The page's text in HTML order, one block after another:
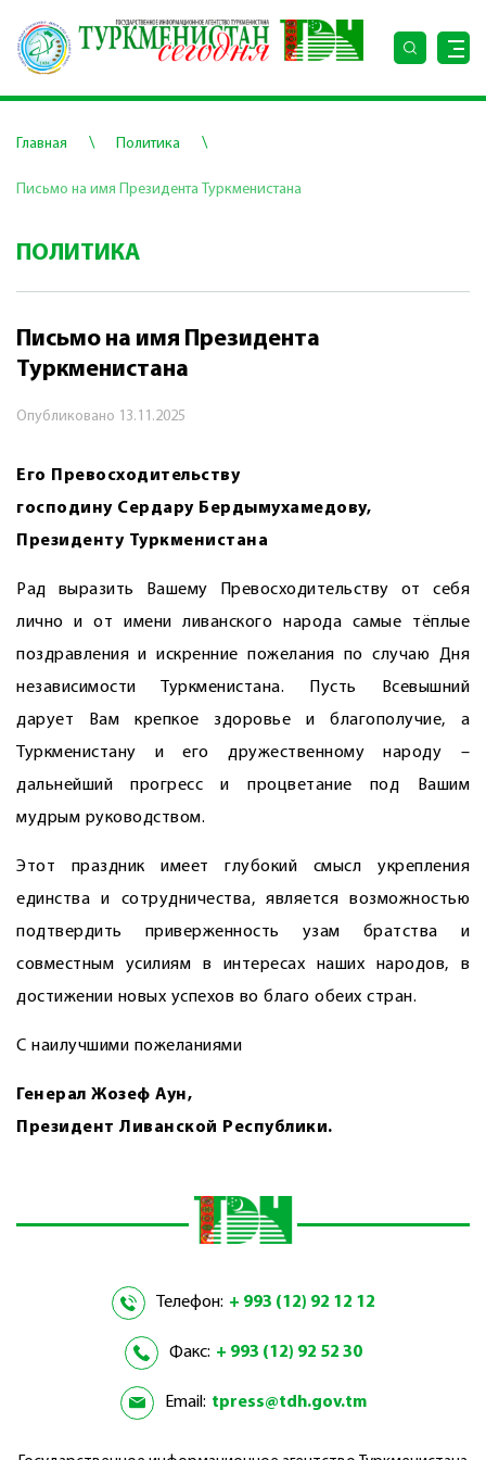
Главная \ Политика \
Письмо на имя Президента Туркменистана
ПОЛИТИКА
Письмо на имя Президента
Туркменистана
Опубликовано 13.11.2025
Его Превосходительству
господину Сердару Бердымухамедову,
Президенту Туркменистана
Рад выразить Вашему Превосходительству от себя
лично и от имени ливанского народа самые тёплые
поздравления и искренние пожелания по случаю Дня
независимости Туркменистана. Пусть Всевышний
дарует Вам крепкое здоровье и благополучие, а
Туркменистану и его дружественному народу –
дальнейший прогресс и процветание под Вашим
мудрым руководством.
Этот праздник имеет глубокий смысл укреп­ления
единства и сотрудничества, является возможностью
подтвердить приверженность узам братства и
совместным усилиям в интересах наших народов, в
достижении новых успехов во благо обеих стран.
С наилучшими пожеланиями
Генерал Жозеф Аун,
Президент Ливанской Республики.
Телефон: + 993 (12) 92 12 12
Факс: + 993 (12) 92 52 30
Email: tpress@tdh.gov.tm